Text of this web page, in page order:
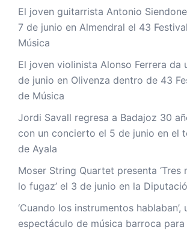
El joven guitarrista Antonio
7 de junio en Almendral el 43
Música
El joven violinista Alonso Ferrera da
de junio en Olivenza dentro de 43
de Música
Jordi Savall regresa a Badajoz 30
con un concierto el 5 de junio en el
de Ayala
Moser String Quartet presenta ‘Tres
lo fugaz’ el 3 de junio en la
‘Cuando los instrumentos hablaban’,
espectáculo de música barroca para